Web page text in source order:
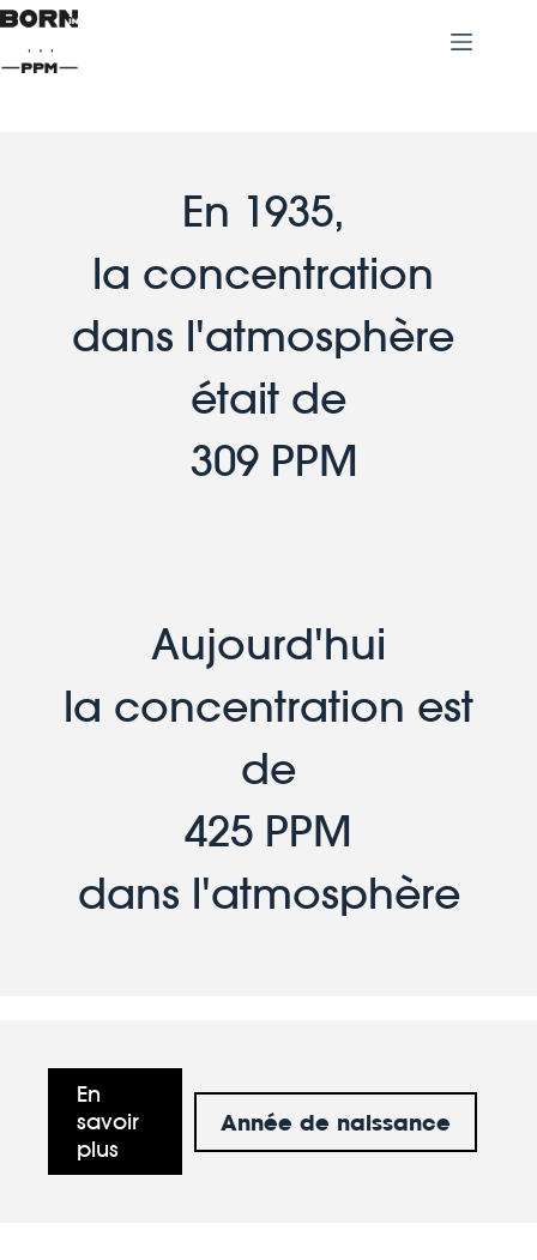
En 1935,
la concentration
dans l'atmosphère
était de
309 PPM
Aujourd'hui
la concentration est
de
425 PPM
dans l'atmosphère
En
savoir
plus
Année de naissance